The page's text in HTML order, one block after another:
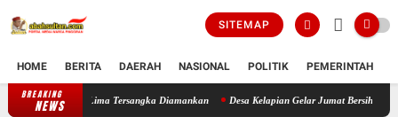
SITEMAP
HOME BERITA DAERAH NASIONAL POLITIK PEMERINTAH
BREAKING
NEWS Polsek Cikande Bongkar Komplotan Pencuri Besi Bangunan, Lima Tersangka